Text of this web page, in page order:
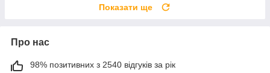
Показати ще
Про нас
98% позитивних з 2540 відгуків за рік